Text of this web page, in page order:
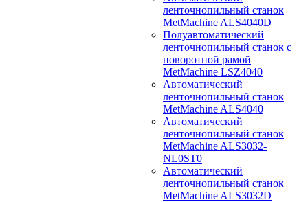
ленточнопильный станок
MetMachine ALS4040D
Полуавтоматический
ленточнопильный станок с
поворотной рамой
MetMachine LSZ4040
Автоматический
ленточнопильный станок
MetMachine ALS4040
Автоматический
ленточнопильный станок
MetMachine ALS3032-
NL0ST0
Автоматический
ленточнопильный станок
MetMachine ALS3032D